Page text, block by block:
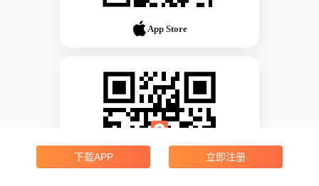
App Store
下载APP 立即注册